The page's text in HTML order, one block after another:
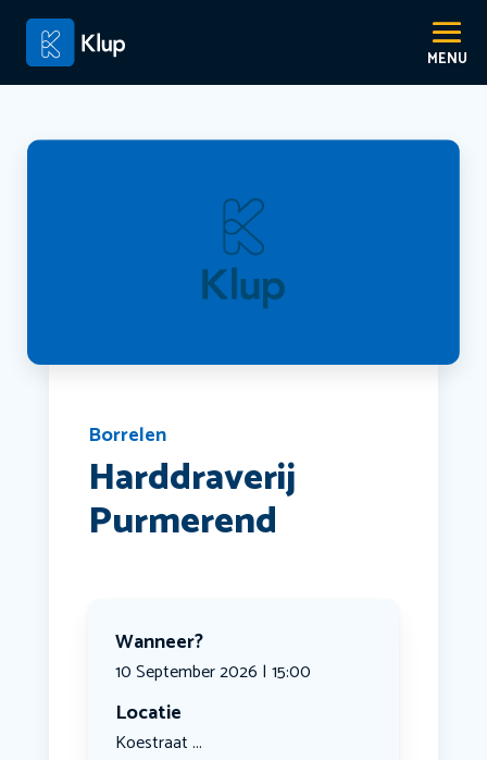
Borrelen
Harddraverij
Purmerend
Wanneer?
10 September 2026 | 15:00
Locatie
Koestraat ...